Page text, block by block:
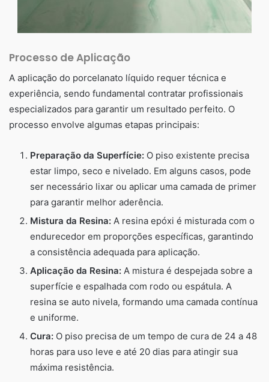
Processo de Aplicação
A aplicação do porcelanato líquido requer técnica e
experiência, sendo fundamental contratar profissionais
especializados para garantir um resultado perfeito. O
processo envolve algumas etapas principais:
Preparação da Superfície: O piso existente precisa
estar limpo, seco e nivelado. Em alguns casos, pode
ser necessário lixar ou aplicar uma camada de primer
para garantir melhor aderência.
Mistura da Resina: A resina epóxi é misturada com o
endurecedor em proporções específicas, garantindo
a consistência adequada para aplicação.
Aplicação da Resina: A mistura é despejada sobre a
superfície e espalhada com rodo ou espátula. A
resina se auto nivela, formando uma camada contínua
e uniforme.
Cura: O piso precisa de um tempo de cura de 24 a 48
horas para uso leve e até 20 dias para atingir sua
máxima resistência.